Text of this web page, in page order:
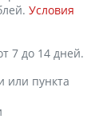
Условия
7 до 14 дней.
или пункта